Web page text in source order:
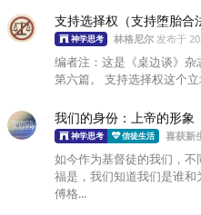
支持选择权（支持堕胎合
神学思考 林格尼尔 发布于
编者注：这是《桌边谈》
第六篇。 支持选择权这个
我们的身份：上帝的形象
神学思考 信徒生活 喜获新
如今作为基督徒的我们，
福是，我们知道我们是谁和
傅格...